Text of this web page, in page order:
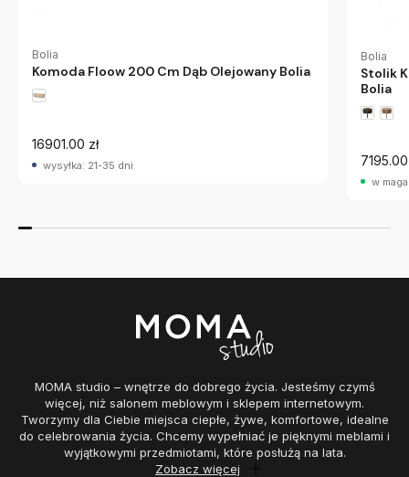
Bolia
Komoda Floow 200 Cm Dąb Olejowany Bolia
16901.00 zł
wysyłka: 21-35 dni
Bolia
Stolik
Bolia
7195.00
w
MOMA studio – wnętrze do dobrego życia. Jesteśmy czymś
więcej, niż salonem meblowym i sklepem internetowym.
Tworzymy dla Ciebie miejsca ciepłe, żywe, komfortowe, idealne
do celebrowania życia. Chcemy wypełniać je pięknymi meblami i
wyjątkowymi przedmiotami, które posłużą na lata.
Zobacz więcej